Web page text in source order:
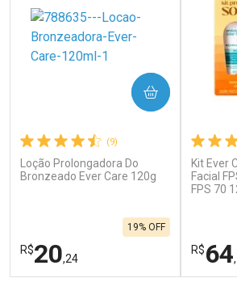
(9)
Loção Prolongadora Do
Bronzeado Ever Care 120g
R$20,24
19% OFF
COMPRAR
Kit Ever
Facial
FPS 70
R$64